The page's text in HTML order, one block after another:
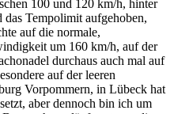
100 und 120 km/h, hinter
Tempolimit aufgehoben,
auf die normale,
um 160 km/h, auf der
durchaus auch mal auf
auf der leeren
Vorpommern, in Lübeck hat
aber dennoch bin ich um